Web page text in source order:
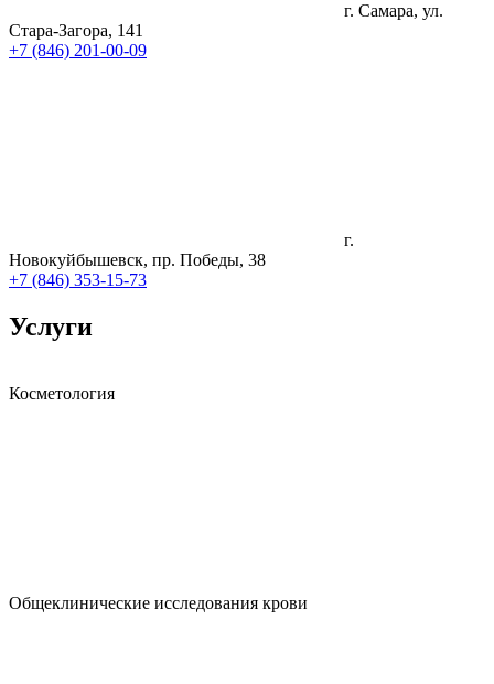
г. Самара, ул.
Стара-Загора, 141
+7 (846) 201-00-09
г.
Новокуйбышевск, пр. Победы, 38
+7 (846) 353-15-73
Услуги
Косметология
Общеклинические исследования крови